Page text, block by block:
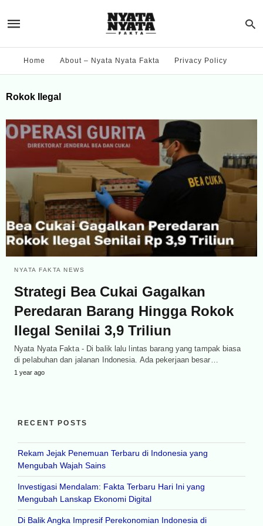
Home About – Nyata Nyata Fakta Privacy Policy
Rokok Ilegal
NYATA FAKTA NEWS
Strategi Bea Cukai Gagalkan
Peredaran Barang Hingga Rokok
Ilegal Senilai 3,9 Triliun
Nyata Nyata Fakta - Di balik lalu lintas barang yang tampak biasa
di pelabuhan dan jalanan Indonesia. Ada pekerjaan besar…
1 year ago
RECENT POSTS
Rekam Jejak Penemuan Terbaru di Indonesia yang
Mengubah Wajah Sains
Investigasi Mendalam: Fakta Terbaru Hari Ini yang
Mengubah Lanskap Ekonomi Digital
Di Balik Angka Impresif Perekonomian Indonesia di